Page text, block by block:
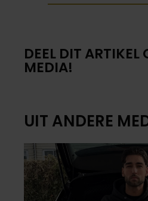
DEEL DIT ARTIKEL
MEDIA!
UIT ANDERE